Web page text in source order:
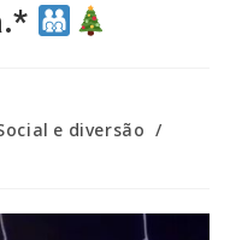
e diversão /